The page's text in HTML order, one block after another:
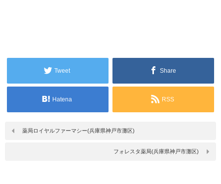
Tweet Share
Hatena RSS
薬局ロイヤルファーマシー(兵庫県神戸市灘区)
フォレスタ薬局(兵庫県神戸市灘区)